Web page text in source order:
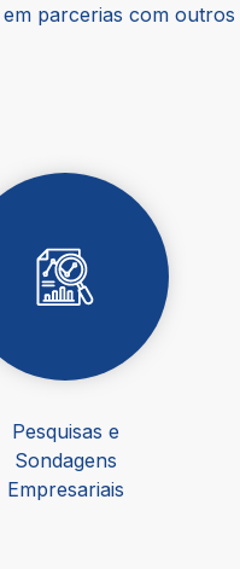
parcerias com outros
Pesquisas e
Sondagens
Empresariais